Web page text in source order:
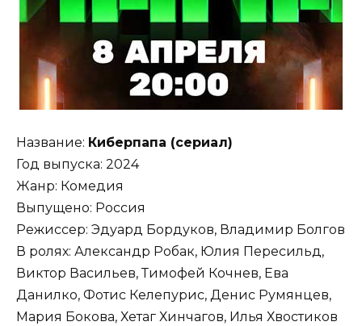
Название: Киберпапа (сериал)
Год выпуска: 2024
Жанр: Комедия
Выпущено: Россия
Режиссер: Эдуард Бордуков, Владимир Болгов
В ролях: Александр Робак, Юлия Пересильд,
Виктор Васильев, Тимофей Кочнев, Ева
Данилко, Фотис Келепурис, Денис Румянцев,
Мария Бокова, Хетаг Хинчагов, Илья Хвостиков